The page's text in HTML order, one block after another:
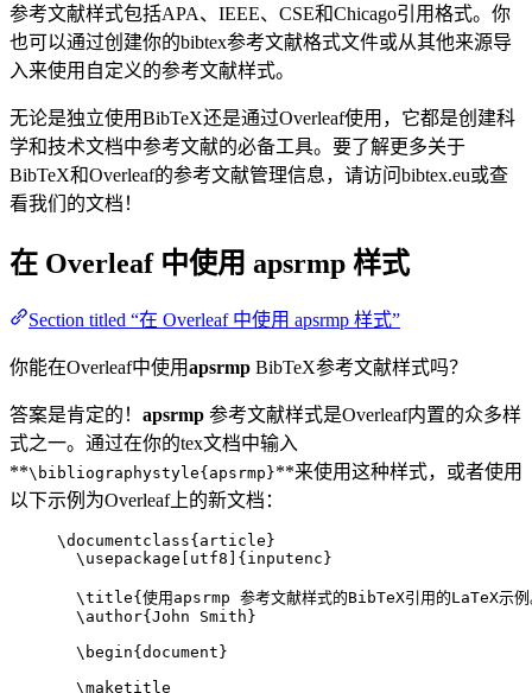
参考文献样式包括APA、IEEE、CSE和Chicago引用格式。你
也可以通过创建你的bibtex参考文献格式文件或从其他来源导
入来使用自定义的参考文献样式。
无论是独立使用BibTeX还是通过Overleaf使用，它都是创建科
学和技术文档中参考文献的必备工具。要了解更多关于
BibTeX和Overleaf的参考文献管理信息，请访问bibtex.eu或查
看我们的文档！
在 Overleaf 中使用 apsrmp 样式
Section titled “在 Overleaf 中使用 apsrmp 样式”
你能在Overleaf中使用apsrmp BibTeX参考文献样式吗？
答案是肯定的！ apsrmp 参考文献样式是Overleaf内置的众多样
式之一。通过在你的tex文档中输入
**\bibliographystyle{apsrmp}**来使用这种样式，或者使用
以下示例为Overleaf上的新文档：
\documentclass{ article }
\usepackage
utf8 ]{ inputenc }
\title{使用apsrmp 参考文献样式的BibTeX引用的LaTeX示
\author{John Smith}
\begin{ document }
\maketitle